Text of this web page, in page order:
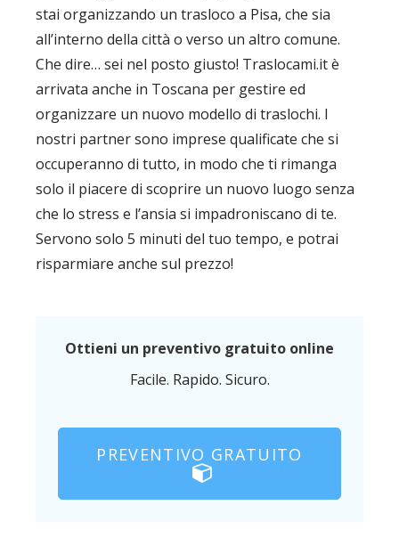
stai organizzando un trasloco a Pisa, che sia
all’interno della città o verso un altro comune.
Che dire… sei nel posto giusto! Traslocami.it è
arrivata anche in Toscana per gestire ed
organizzare un nuovo modello di traslochi. I
nostri partner sono imprese qualificate che si
occuperanno di tutto, in modo che ti rimanga
solo il piacere di scoprire un nuovo luogo senza
che lo stress e l’ansia si impadroniscano di te.
Servono solo 5 minuti del tuo tempo, e potrai
risparmiare anche sul prezzo!
Ottieni un preventivo gratuito online
Facile. Rapido. Sicuro.
PREVENTIVO GRATUITO